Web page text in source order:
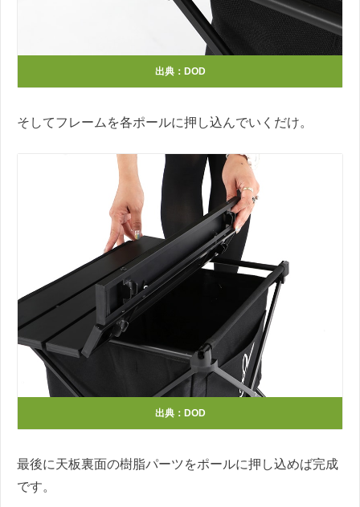
出典：DOD
そしてフレームを各ポールに押し込んでいくだけ。
出典：DOD
最後に天板裏面の樹脂パーツをポールに押し込めば完成
です。